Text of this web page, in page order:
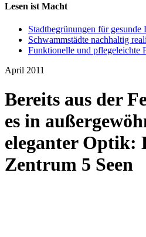
Lesen ist Macht
Stadtbegrünungen für gesunde
Schwammstädte nachhaltig
Funktionelle und pflegeleichte
April 2011
Bereits aus der
es in
eleganter Optik:
Zentrum 5 Seen